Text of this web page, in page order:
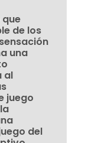
de los
una
al
juego
del